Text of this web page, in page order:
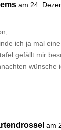
am 24.
ich ja mal
gefällt mir
wünsche
am